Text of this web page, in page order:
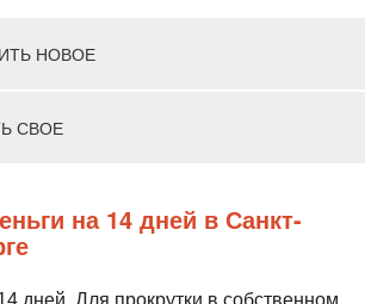
НОВОЕ
СВОЕ
дней. Для прокрутки в собственном